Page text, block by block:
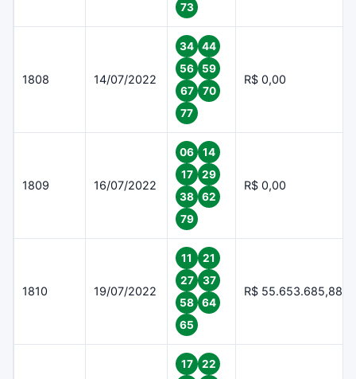
73
1808 14/07/2022
34
44
56
59
67
70
77
R$ 0,00
1809 16/07/2022
06
14
17
29
38
62
79
R$ 0,00
1810 19/07/2022
11
21
27
37
58
64
65
R$ 55.653.685,88
17
22